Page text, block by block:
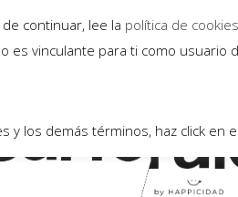
continuar, lee la política de cookies
es vinculante para ti como usuario
y los demás términos, haz click en